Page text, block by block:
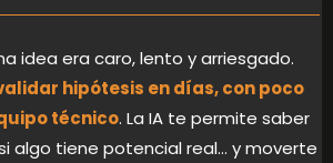
idea era caro, lento y arriesgado.
hipótesis en días, con poco
técnico. La IA te permite saber
algo tiene potencial real… y moverte